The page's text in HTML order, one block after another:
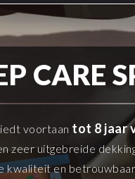
Home
CARE
voortaan tot 8 jaar
zeer uitgebreide
kwaliteit en